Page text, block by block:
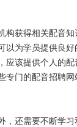
获得相关配音
为学员提供良
该提供个人的
门的配音招聘
还需要不断学